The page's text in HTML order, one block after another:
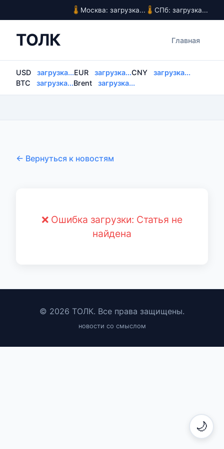
🌙
Москва: загрузка... СПб: загрузка...
ТОЛК Главная
USD загрузка...EUR загрузка...CNY
загрузка...
BTC
загрузка...Brent загрузка...
← Вернуться к новостям
❌ Ошибка загрузки: Статья не
найдена
© 2026 ТОЛК. Все права защищены.
новости со смыслом